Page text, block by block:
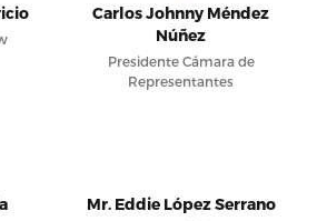
Carlos Johnny Méndez
Núñez
Presidente Cámara de
Representantes
Mr. Eddie López Serrano